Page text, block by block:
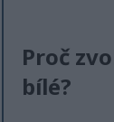
Proč
bílé?